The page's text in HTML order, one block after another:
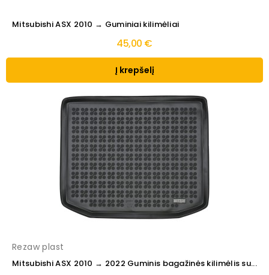
Mitsubishi ASX 2010 → Guminiai kilimėliai
45,00 €
Į krepšelį
Rezaw plast
Mitsubishi ASX 2010 → 2022 Guminis bagažinės kilimėlis su...